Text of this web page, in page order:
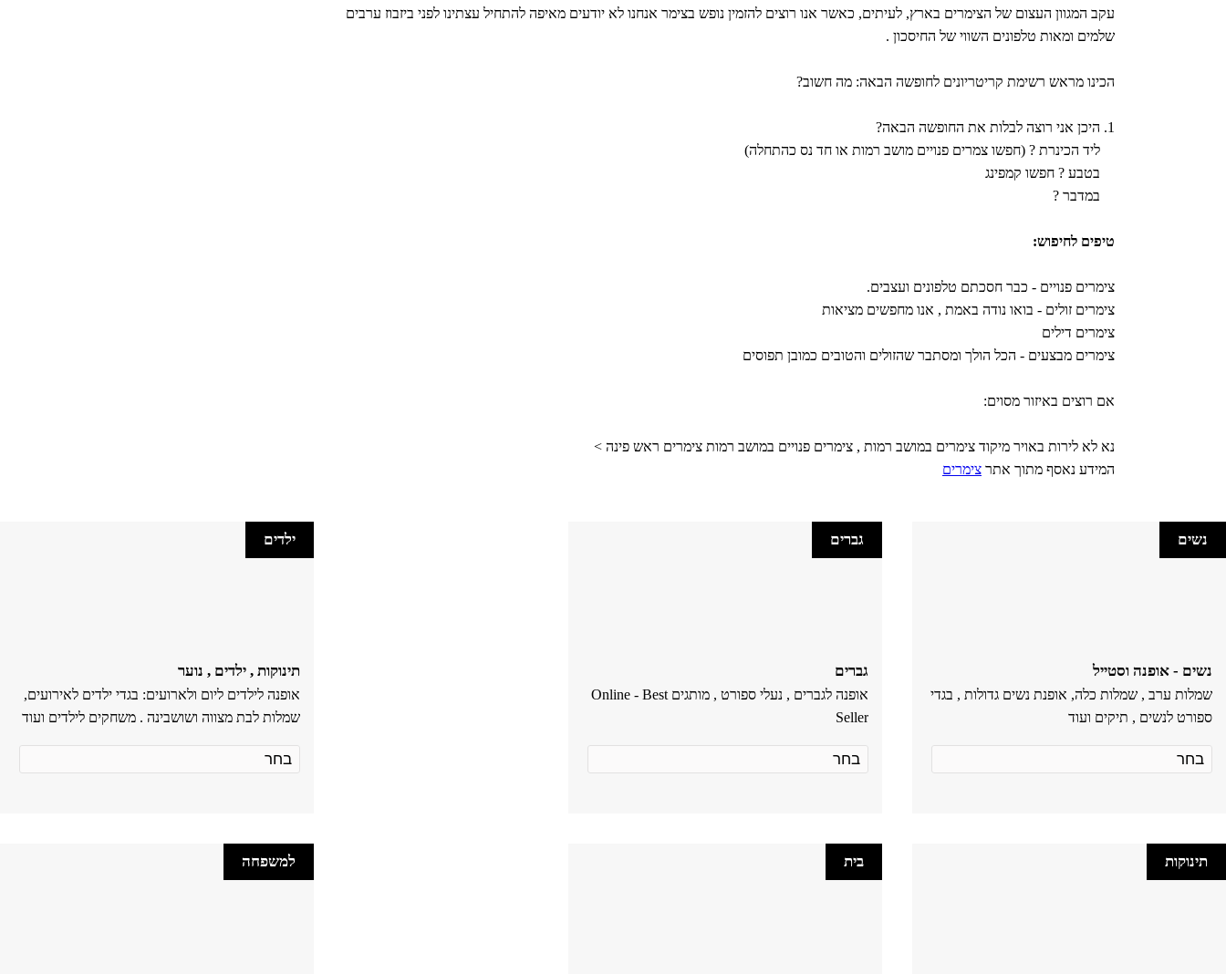
עקב המגוון העצום של הצימרים בארץ, לעיתים, כאשר אנו רוצים להזמין נופש בצימר אנחנו לא יודעים מאיפה להתחיל עצתינו לפני ביזבוז ערבים
שלמים ומאות טלפונים השווי של החיסכון .
הכינו מראש רשימת קריטריונים לחופשה הבאה: מה חשוב?
1. היכן אני רוצה לבלות את החופשה הבאה?
ליד הכינרת ? (חפשו צמרים פנויים מושב רמות או חד נס כהתחלה)
בטבע ? חפשו קמפינג
במדבר ?
טיפים לחיפוש:
צימרים פנויים - כבר חסכתם טלפונים ועצבים.
צימרים זולים - בואו נודה באמת , אנו מחפשים מציאות
צימרים דילים
צימרים מבצעים - הכל הולך ומסתבר שהזולים והטובים כמובן תפוסים
אם רוצים באיזור מסוים:
נא לא לירות באויר מיקוד צימרים במושב רמות , צימרים פנויים במושב רמות צימרים ראש פינה >
המידע נאסף מתוך אתר צימרים
נשים
נשים - אופנה וסטייל
שמלות ערב , שמלות כלה, אופנת נשים גדולות , בגדי
ספורט לנשים , תיקים ועוד
גברים
גברים
אופנה לגברים , נעלי ספורט , מותגים Online - Best
Seller
ילדים
תינוקות , ילדים , נוער
אופנה לילדים ליום ולארועים: בגדי ילדים לאירועים,
שמלות לבת מצווה ושושבינה . משחקים לילדים ועוד
תינוקות בית למשפחה